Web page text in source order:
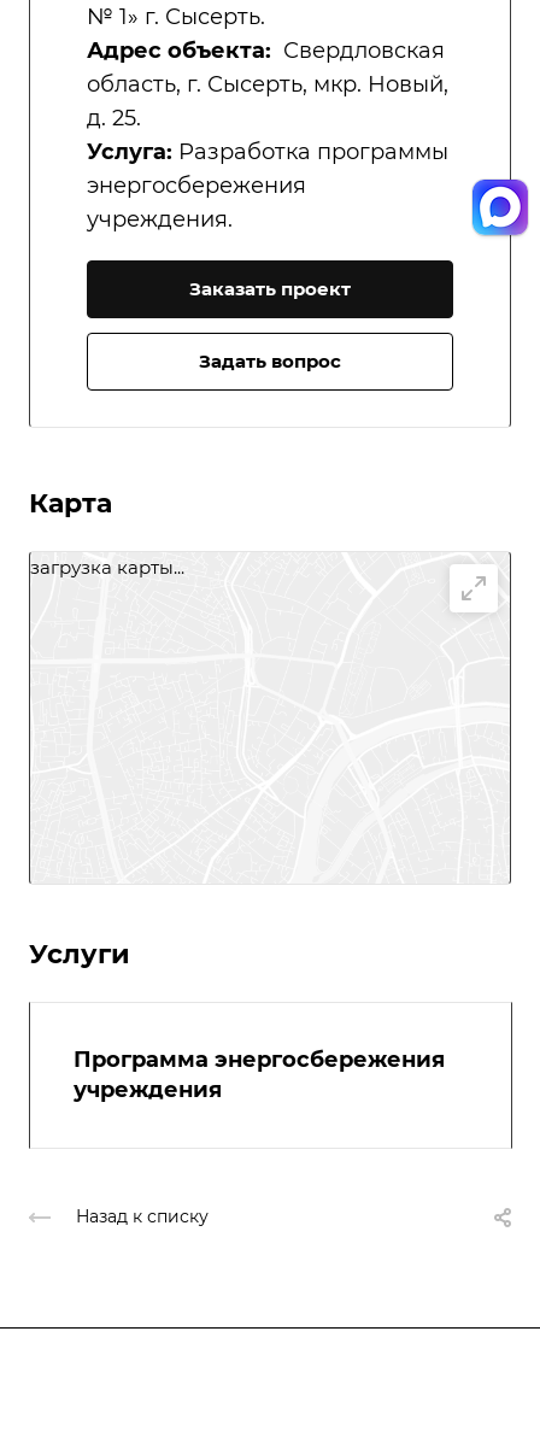
№ 1» г. Сысерть.
Адрес объекта: Свердловская
область, г. Сысерть, мкр. Новый,
д. 25.
Услуга: Разработка программы
энергосбережения
учреждения.
Заказать проект
Задать вопрос
Карта
загрузка карты...
Услуги
Программа энергосбережения
учреждения
Назад к списку